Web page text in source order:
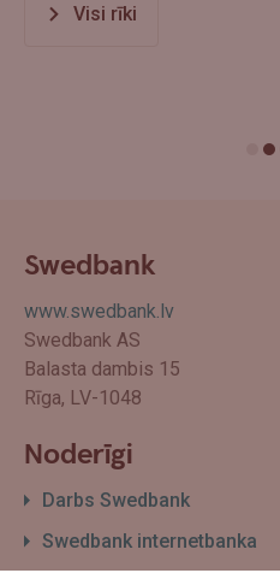
Visi rīki
Swedbank
www.swedbank.lv
Swedbank AS
Balasta dambis 15
Rīga, LV-1048
Noderīgi
Darbs Swedbank
Swedbank internetbanka